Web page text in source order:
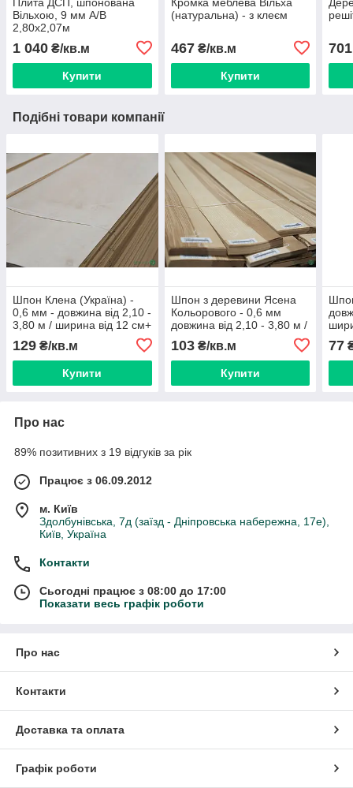
Вільхою, 9 мм А/B
2,80х2,07м
1 040 ₴/кв.м
Купити
(натуральна) - з клеєм
467₴/кв.м
Купити
701
Подібні товари компанії
Шпон Клена (Україна) -
0,6 мм - довжина від 2,10 -
3,80 м / ширина від 12 см+
129 ₴/кв.м
Купити
Шпон з деревини Ясена
Кольорового - 0,6 мм
довжина від 2,10 - 3,80 м /
ґатунок
103₴/кв.м
Купити
77
Про нас
89% позитивних з 19 відгуків за рік
Працює з 06.09.2012
м. Київ
Здолбунівська, 7д (заїзд - Дніпровська набережна, 17е),
Київ, Україна
Контакти
Сьогодні працює з 08:00 до 17:00
Показати весь графік роботи
Про нас
Контакти
Доставка та оплата
Графік роботи